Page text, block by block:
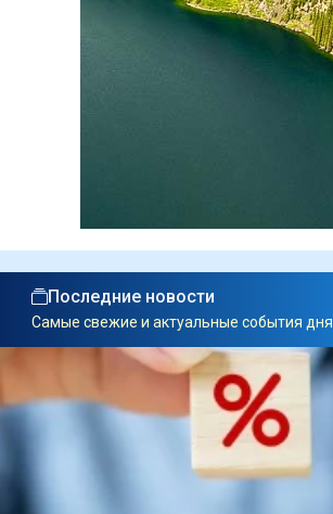
Последние новости
Самые свежие и актуальные события дня